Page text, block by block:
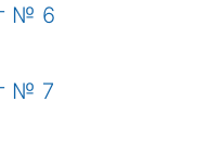
№ 6
№ 7